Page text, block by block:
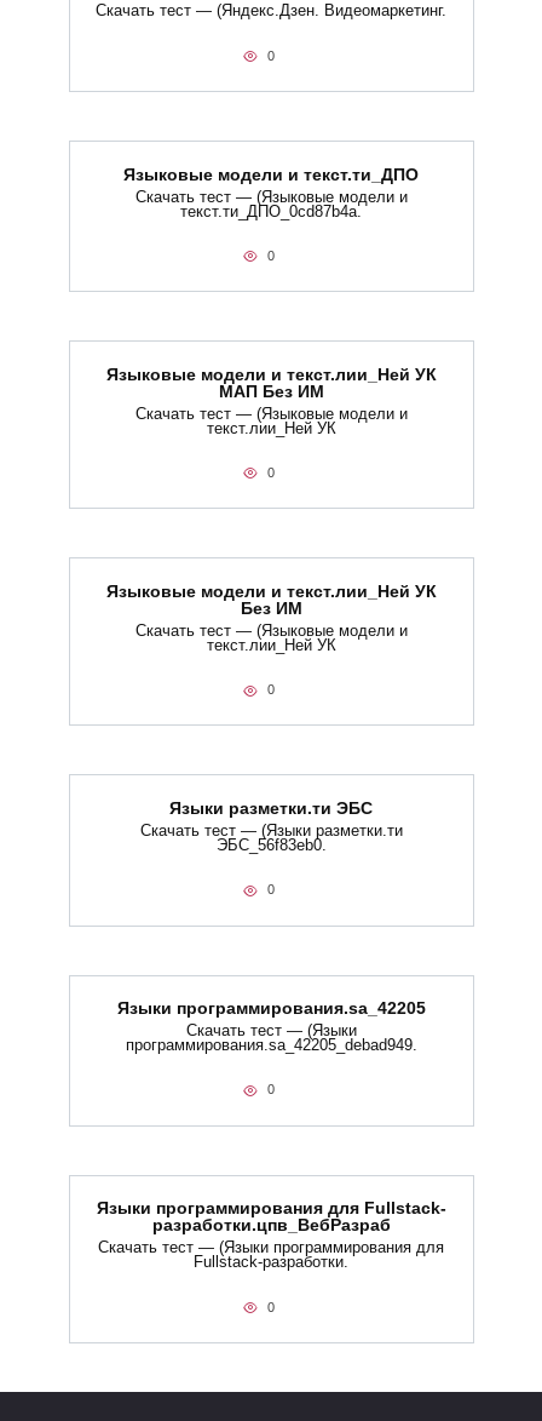
Скачать тест — (Яндекс.Дзен. Видеомаркетинг.
0
Языковые модели и текст.ти_ДПО
Скачать тест — (Языковые модели и
текст.ти_ДПО_0cd87b4a.
0
Языковые модели и текст.лии_Ней УК
МАП Без ИМ
Скачать тест — (Языковые модели и
текст.лии_Ней УК
0
Языковые модели и текст.лии_Ней УК
Без ИМ
Скачать тест — (Языковые модели и
текст.лии_Ней УК
0
Языки разметки.ти​ ЭБС
Скачать тест — (Языки разметки.ти​
ЭБС_56f83eb0.
0
Языки программирования.sa_42205
Скачать тест — (Языки
программирования.sa_42205_debad949.
0
Языки программирования для Fullstack-
разработки.цпв_ВебРазраб
Скачать тест — (Языки программирования для
Fullstack-разработки.
0